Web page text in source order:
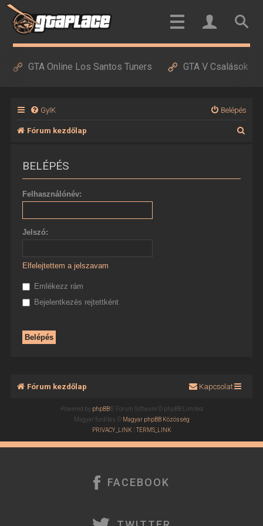
GTA Online Los Santos Tuners GTA V Csalások
GyIK Belépés
Fórum kezdőlap
BELÉPÉS
Felhasználónév:
Jelszó:
Elfelejtettem a jelszavam
Emlékezz rám
Bejelentkezés rejtettként
Fórum kezdőlap Kapcsolat
Powered by phpBB® Forum Software © phpBB Limited
Magyar fordítás © Magyar phpBB Közösség
PRIVACY_LINK |TERMS_LINK
FACEBOOK